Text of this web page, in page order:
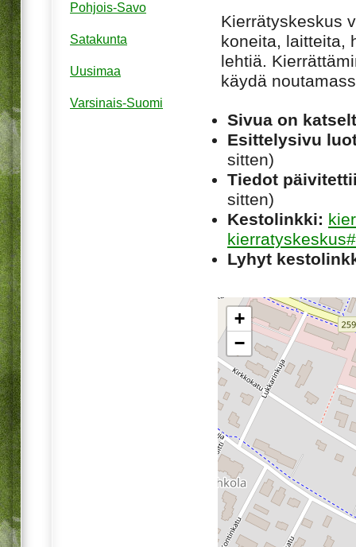
Kierrätyskeskus
koneita, laitteita,
lehtiä.
käydä
Sivua on
Esittelysivu
sitten)
Tiedot
sitten)
Kestolinkki:
Lyhyt
+
−
Pohjois-Savo
Satakunta
Uusimaa
Varsinais-Suomi